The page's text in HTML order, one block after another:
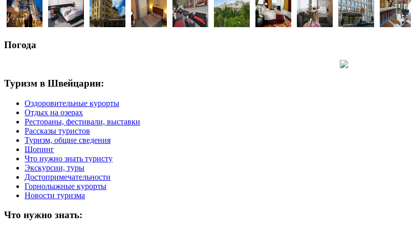
Погода
Туризм в Швейцарии:
Оздоровительные курорты
Отдых на озерах
Рестораны, фестивали, выставки
Рассказы туристов
Туризм, общие сведения
Шопинг
Что нужно знать туристу
Экскурсии, туры
Достопримечательности
Горнолыжные курорты
Новости туризма
Что нужно знать: